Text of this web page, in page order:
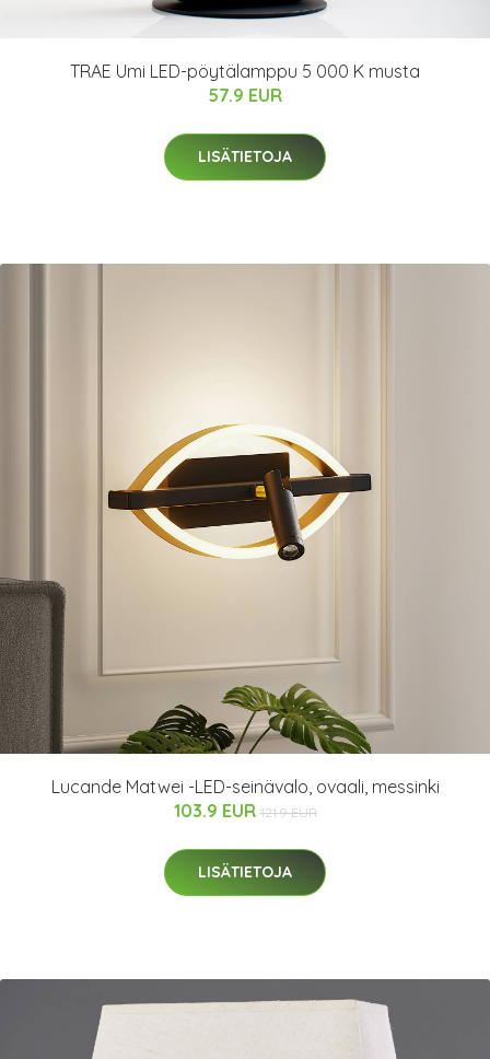
TRAE Umi LED-pöytälamppu 5 000 K musta
57.9 EUR
LISÄTIETOJA
Lucande Matwei -LED-seinävalo, ovaali, messinki
103.9 EUR 121.9 EUR
LISÄTIETOJA